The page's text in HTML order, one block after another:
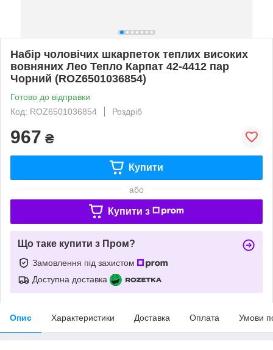
Набір чоловічих шкарпеток теплих високих
вовняних Лео Тепло Карпат 42-4412 пар
Чорний (ROZ6501036854)
Готово до відправки
Код: ROZ6501036854
Роздріб
967 ₴
Купити
або
Купити з
Що таке купити з Пром?
Замовлення під захистом
Доступна доставка
Опис Характеристики Доставка Оплата Умови